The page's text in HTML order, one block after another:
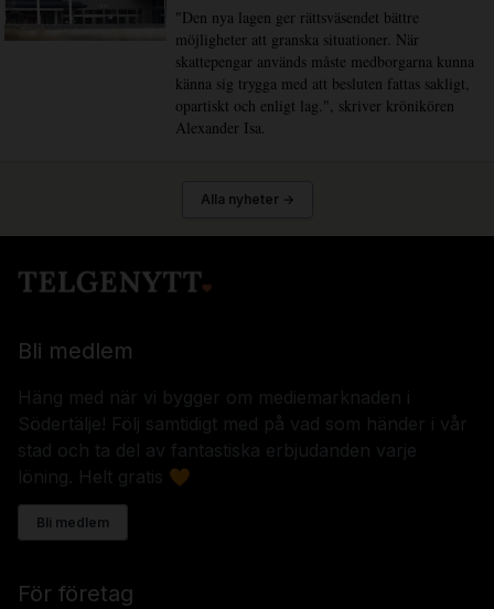
"Den nya lagen ger rättsväsendet bättre
möjligheter att granska situationer. När
skattepengar används måste medborgarna kunna
känna sig trygga med att besluten fattas sakligt,
opartiskt och enligt lag.", skriver krönikören
Alexander Isa.
Alla nyheter →
Bli medlem
Häng med när vi bygger om mediemarknaden i
Södertälje! Följ samtidigt med på vad som händer i vår
stad och ta del av fantastiska erbjudanden varje
löning. Helt gratis 🧡
Bli medlem
För företag